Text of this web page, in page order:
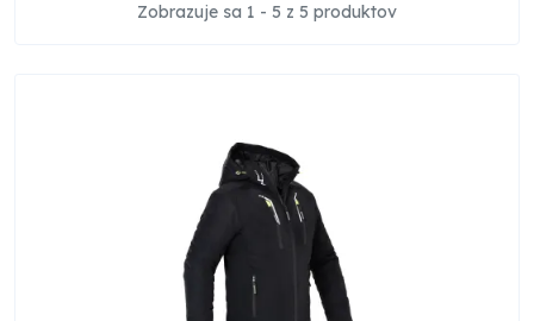
Zobrazuje sa 1 - 5 z 5 produktov